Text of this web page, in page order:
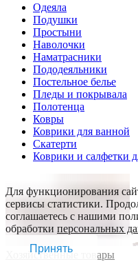
Одеяла
Подушки
Простыни
Наволочки
Наматрасники
Пододеяльники
Постельное белье
Пледы и покрывала
Полотенца
Ковры
Коврики для ванной
Скатерти
Коврики и салфетки
Хозяйственные товары
Для функционирования
сервисы статистики.
соглашаетесь с нашими
обработки персональных
Принять